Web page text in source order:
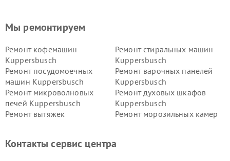
Мы ремонтируем
Ремонт кофемашин
Kuppersbusch
Ремонт стиральных машин
Kuppersbusch
Ремонт посудомоечных
машин Kuppersbusch
Ремонт варочных панелей
Kuppersbusch
Ремонт микроволновых
печей Kuppersbusch
Ремонт духовых шкафов
Kuppersbusch
Ремонт вытяжек
Ремонт морозильных камер
Kuppersbusch
вакуумных упаковщиков
Контакты сервис центра